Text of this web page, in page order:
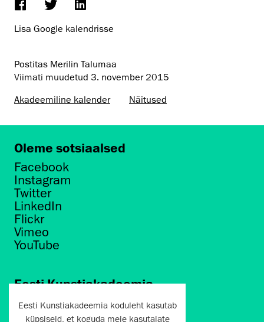
Lisa Google kalendrisse
Postitas Merilin Talumaa
Viimati muudetud 3. november 2015
Akadeemiline kalender
Näitused
Oleme sotsiaalsed
Facebook
Instagram
Twitter
LinkedIn
Flickr
Vimeo
YouTube
Eesti Kunstiakadeemia
Põhja puiestee 7
Eesti Kunstiakadeemia koduleht kasutab
küpsiseid, et koguda meie kasutajate